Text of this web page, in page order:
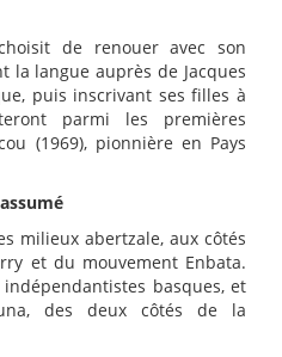
de renouer avec son
la langue auprès de Jacques
puis inscrivant ses filles à
parmi les premières
(1969), pionnière en Pays
milieux abertzale, aux côtés
et du mouvement Enbata.
basques, et
des deux côtés de la